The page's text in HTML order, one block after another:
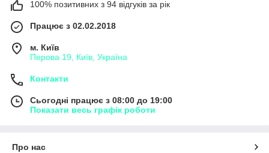
100% позитивних з 94 відгуків за рік
Працює з 02.02.2018
м. Київ
Перова 19, Київ, Україна
Контакти
Сьогодні працює з 08:00 до 19:00
Показати весь графік роботи
Про нас